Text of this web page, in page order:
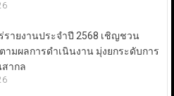
รายงานประจำปี 2568 เชิญชวน
มผลการดำเนินงาน มุ่งยกระดับการ
ากล